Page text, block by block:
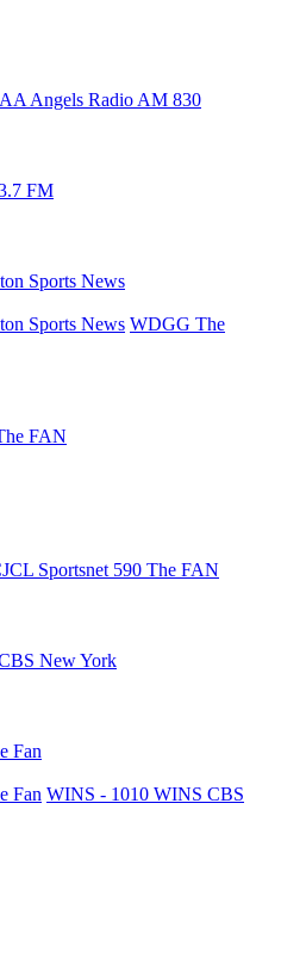
Angels Radio AM 830
FM
Sports News
Sports News WDGG The
FAN
Sportsnet 590 The FAN
New York
Fan
Fan WINS - 1010 WINS CBS